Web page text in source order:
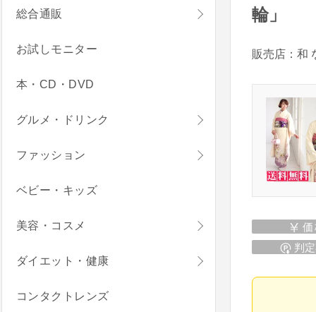
輪」
販売店：和
判
総合通販
お試しモニター
本・CD・DVD
グルメ・ドリンク
ファッション
ベビー・キッズ
美容・コスメ
ダイエット・健康
コンタクトレンズ